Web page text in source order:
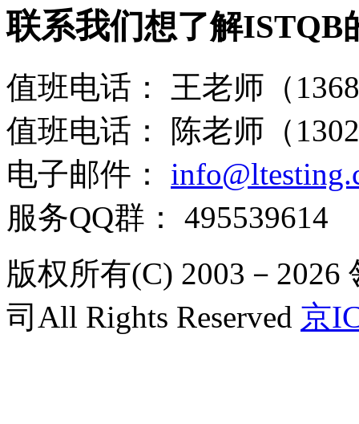
联系我们想了解ISTQB
值班电话：
王老师（
值班电话：
陈老师（
电子邮件：
服务QQ群：
495539614
版权所有(C) 2003－
司All Rights Reserved 京